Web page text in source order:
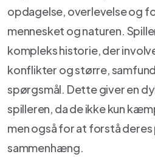
opdagelse, overlevelse og
mennesket og naturen.
kompleks historie, der
konflikter og større,
spørgsmål. Dette giver en
spilleren, da de ikke kun
men også for at forstå deres
sammenhæng.